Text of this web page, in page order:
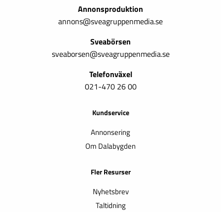
Annonsproduktion
annons@sveagruppenmedia.se
Sveabörsen
sveaborsen@sveagruppenmedia.se
Telefonväxel
021-470 26 00
Kundservice
Annonsering
Om Dalabygden
Fler Resurser
Nyhetsbrev
Taltidning